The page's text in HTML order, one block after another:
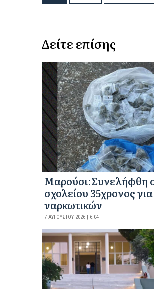
Δείτε επίσης
Μαρούσι:Συνελήφθη
σχολείου 35χρονος
ναρκωτικών
7 ΑΥΓΟΎΣΤΟΥ 2026 | 6:04